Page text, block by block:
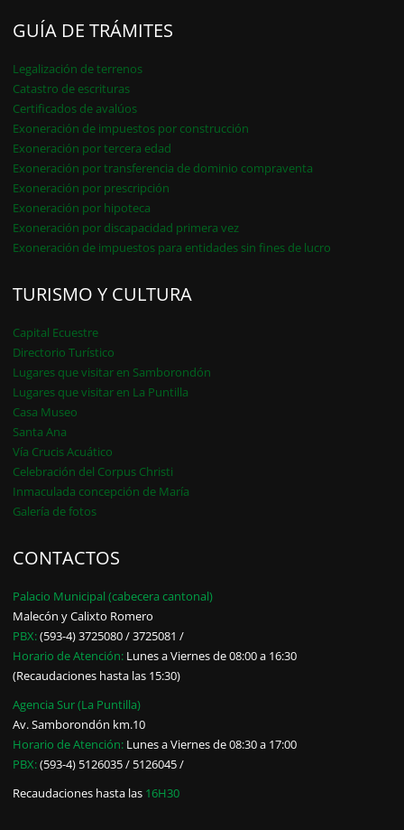
GUÍA DE TRÁMITES
Legalización de terrenos
Catastro de escrituras
Certificados de avalúos
Exoneración de impuestos por construcción
Exoneración por tercera edad
Exoneración por transferencia de dominio compraventa
Exoneración por prescripción
Exoneración por hipoteca
Exoneración por discapacidad primera vez
Exoneración de impuestos para entidades sin fines de lucro
TURISMO Y CULTURA
Capital Ecuestre
Directorio Turístico
Lugares que visitar en Samborondón
Lugares que visitar en La Puntilla
Casa Museo
Santa Ana
Vía Crucis Acuático
Celebración del Corpus Christi
Inmaculada concepción de María
Galería de fotos
CONTACTOS
Palacio Municipal (cabecera cantonal)
Malecón y Calixto Romero
PBX:(593-4) 3725080 / 3725081 /
Horario de Atención: Lunes a Viernes de 08:00 a 16:30
(Recaudaciones hasta las 15:30)
Agencia Sur (La Puntilla)
Av. Samborondón km.10
Horario de Atención: Lunes a Viernes de 08:30 a 17:00
PBX:(593-4) 5126035 / 5126045 /
Recaudaciones hasta las 16H30